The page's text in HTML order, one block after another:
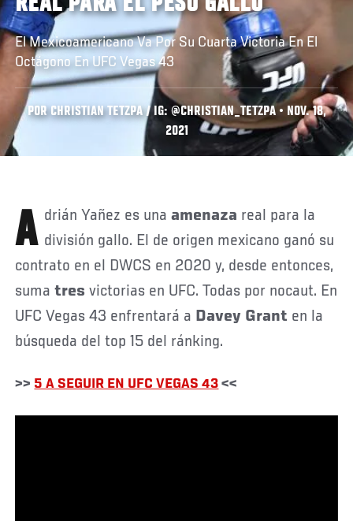
El Mexicoamericano Va Por Su Cuarta Victoria En El
Octágono En UFC Vegas 43
POR CHRISTIAN TETZPA / IG: @CHRISTIAN_TETZPA • NOV. 18,
2021
Adrián Yañez es unaamenaza real para la
división gallo. El de origen mexicano ganó su
contrato en el DWCS en 2020 y, desde entonces,
sumatres victorias en UFC. Todas por nocaut. En
UFC Vegas 43 enfrentará a Davey Grant en la
búsqueda del top 15 del ránking.
>> 5 A SEGUIR EN UFC VEGAS 43 <<